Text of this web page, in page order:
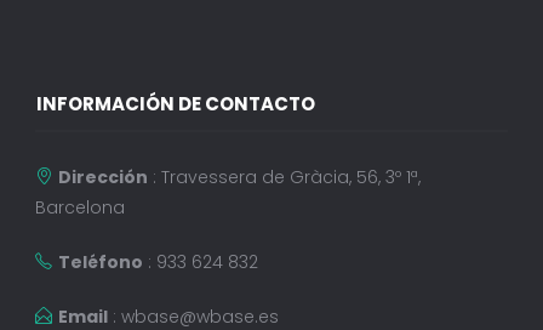
INFORMACIÓN DE CONTACTO
Dirección : Travessera de Gràcia, 56, 3º 1ª,
Barcelona
Teléfono : 933 624 832
Email: wbase@wbase.es